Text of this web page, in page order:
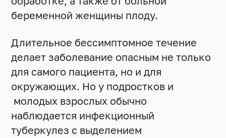
беременной женщины плоду.
Длительное бессимптомное течение
делает заболевание опасным не только
для самого пациента, но и для
окружающих. Но у подростков и
молодых взрослых обычно
наблюдается инфекционный
туберкулез с выделением